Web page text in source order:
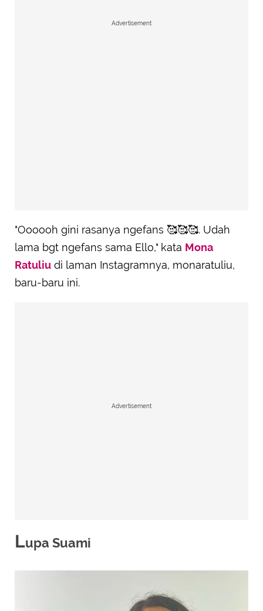
Advertisement
"Oooooh gini rasanya ngefans 🥰🥰🥰. Udah
lama bgt ngefans sama Ello," kata Mona
Ratuliu di laman Instagramnya, monaratuliu,
baru-baru ini.
Advertisement
Lupa Suami